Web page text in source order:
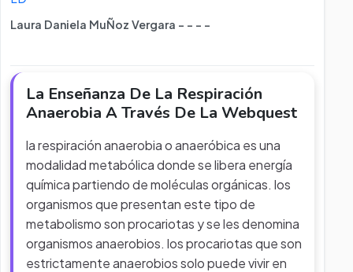
Laura Daniela MuÑoz Vergara - - - -
La Enseñanza De La Respiración
Anaerobia A Través De La Webquest
la respiración anaerobia o anaeróbica es una
modalidad metabólica donde se libera energía
química partiendo de moléculas orgánicas. los
organismos que presentan este tipo de
metabolismo son procariotas y se les denomina
organismos anaerobios. los procariotas que son
estrictamente anaerobios solo puede vivir en